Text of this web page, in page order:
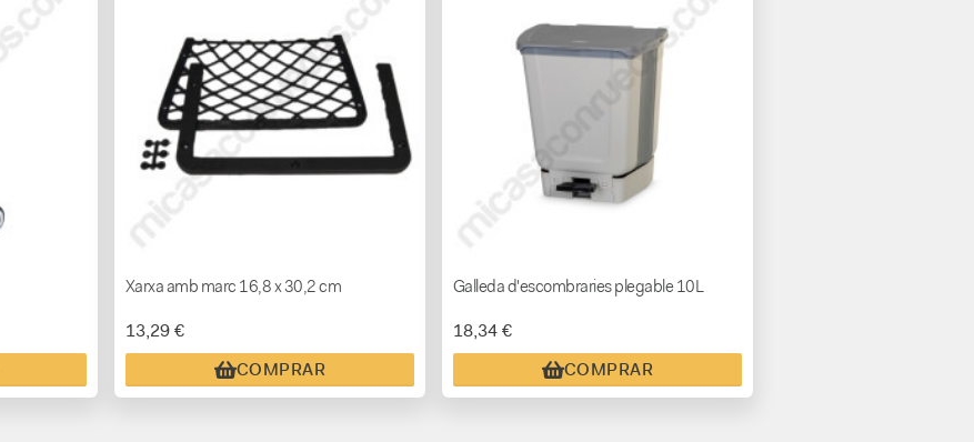
Xarxa amb marc 16,8 x 30,2 cm
13,29 €
COMPRAR
Galleda d'escombraries plegable 10L
18,34 €
COMPRAR